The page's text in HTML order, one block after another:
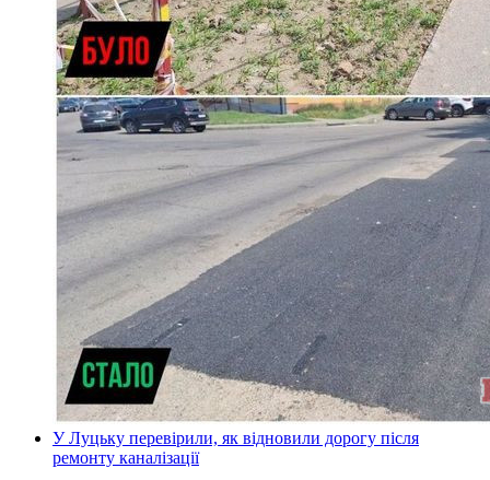
У Луцьку перевірили, як відновили дорогу після
ремонту каналізації